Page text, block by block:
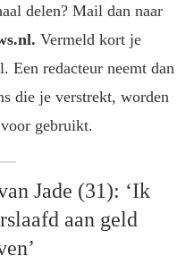
delen? Mail dan naar
Vermeld kort je
Een redacteur neemt dan
die je verstrekt, worden
gebruikt.
Jade (31): ‘Ik
aan geld